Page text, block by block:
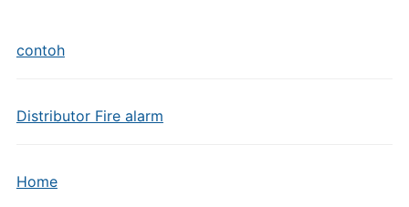
contoh
Distributor Fire alarm
Home